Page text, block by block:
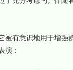
有意识地用于增强
演：